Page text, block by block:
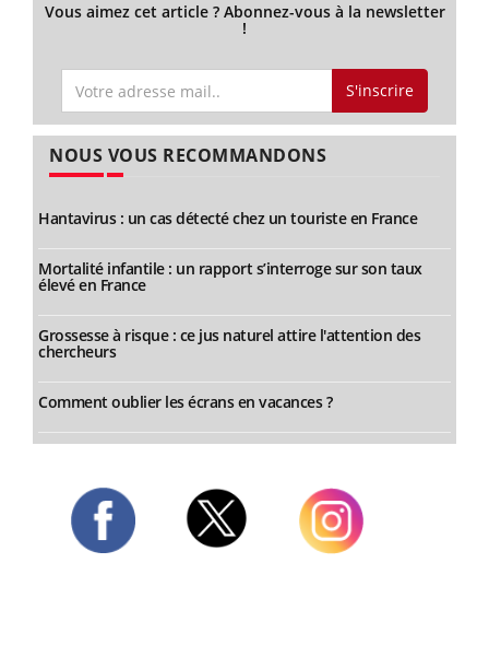
Vous aimez cet article ? Abonnez-vous à la newsletter
!
S'inscrire
NOUS VOUS RECOMMANDONS
Hantavirus : un cas détecté chez un touriste en France
Mortalité infantile : un rapport s’interroge sur son taux
élevé en France
Grossesse à risque : ce jus naturel attire l'attention des
chercheurs
Comment oublier les écrans en vacances ?